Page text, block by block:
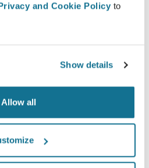
and Cookie Policy to
Show details
Allow all